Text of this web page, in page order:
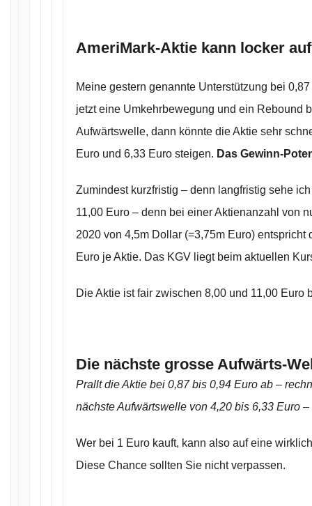
AmeriMark-Aktie kann locker
Meine gestern genannte Unterstützung bei
jetzt eine Umkehrbewegung und ein Rebound
Aufwärtswelle, dann könnte die Aktie sehr
Euro und 6,33 Euro steigen. Das Gewinn-
Zumindest kurzfristig – denn langfristig sehe
11,00 Euro – denn bei einer Aktienanzahl von
2020 von 4,5m Dollar (=3,75m Euro)
Euro je Aktie. Das KGV liegt beim aktuellen
Die Aktie ist fair zwischen 8,00 und 11,00 Euro
Die nächste grosse Aufwärts-
Prallt die Aktie bei 0,87 bis 0,94 Euro ab –
nächste Aufwärtswelle von 4,20 bis 6,33 Euro –
Wer bei 1 Euro kauft, kann also auf eine
Diese Chance sollten Sie nicht verpassen.